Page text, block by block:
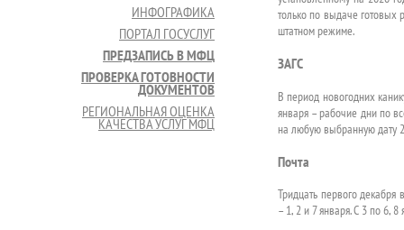
ИНФОГРАФИКА
ПОРТАЛ ГОСУСЛУГ
ПРЕДЗАПИСЬ В МФЦ
ПРОВЕРКА ГОТОВНОСТИ
ДОКУМЕНТОВ
РЕГИОНАЛЬНАЯ ОЦЕНКА
КАЧЕСТВА УСЛУГ МФЦ
только по выдаче готовых
штатном режиме.
ЗАГС
В период новогодних
января – рабочие дни по
на любую выбранную дату
Почта
Тридцать первого
– 1, 2 и 7 января. С 3 по 6,